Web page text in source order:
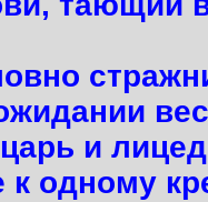
и
одному